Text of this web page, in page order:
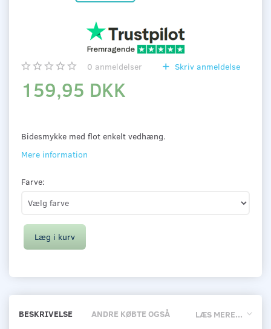
0 anmeldelser Skriv anmeldelse
159,95 DKK
Bidesmykke med flot enkelt vedhæng.
Mere information
Farve:
Læg i kurv
LÆS MERE...
BESKRIVELSE ANDRE KØBTE OGSÅ